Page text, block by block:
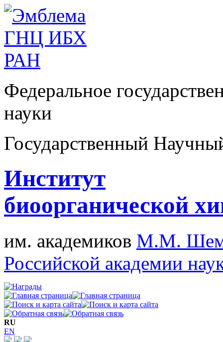
Федеральное
науки
Государственный
Институт
биоорганической
им. академиков М.М.
Российской академии
RU
EN